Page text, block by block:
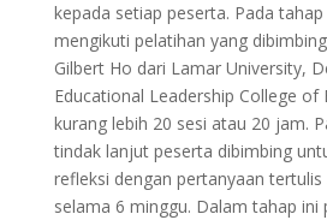
kepada setiap peserta. Pada
mengikuti pelatihan yang
Gilbert Ho dari Lamar University,
Educational Leadership College of
kurang lebih 20 sesi atau 20 jam.
tindak lanjut peserta dibimbing
refleksi dengan pertanyaan tertulis
selama 6 minggu. Dalam tahap ini